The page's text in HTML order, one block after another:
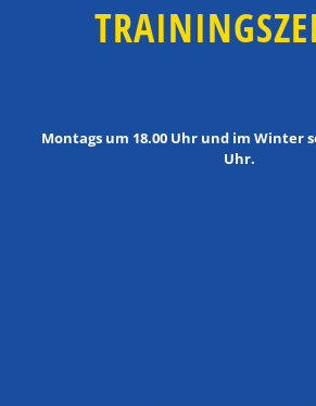
Montags um 18.00 Uhr und im Winter
Uhr.